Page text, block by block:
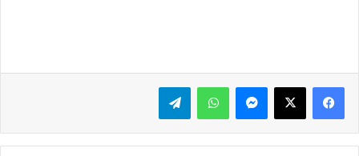
ماسنجر واتساب تيلقرام